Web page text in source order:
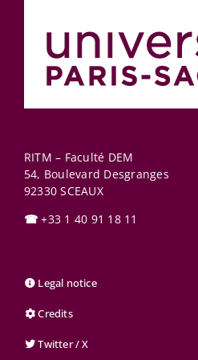
RITM – Faculté DEM
54, Boulevard Desgranges
92330 SCEAUX
☎ +33 1 40 91 18 11
Legal notice
Credits
Twitter / X